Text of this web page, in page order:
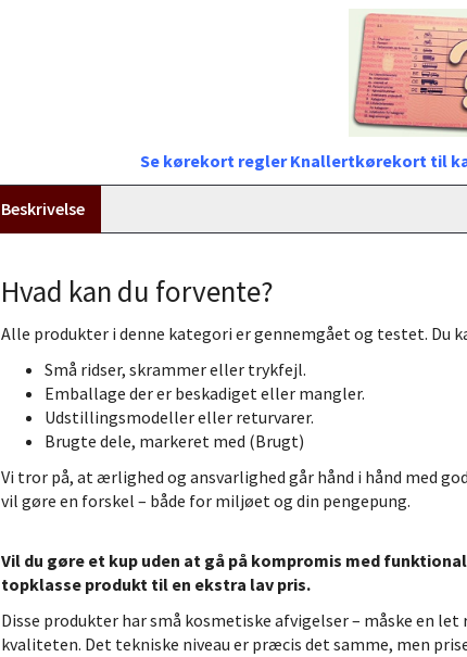
Se kørekort regler Knallertkørekort til
Beskrivelse
Hvad kan du forvente?
Alle produkter i denne kategori er gennemgået og testet. Du
Små ridser, skrammer eller trykfejl.
Emballage der er beskadiget eller mangler.
Udstillingsmodeller eller returvarer.
Brugte dele, markeret med (Brugt)
Vi tror på, at ærlighed og ansvarlighed går hånd i hånd med
vil gøre en forskel – både for miljøet og din pengepung.
Vil du gøre et kup uden at gå på kompromis med
topklasse produkt til en ekstra lav pris.
Disse produkter har små kosmetiske afvigelser – måske en
kvaliteten. Det tekniske niveau er præcis det samme, men